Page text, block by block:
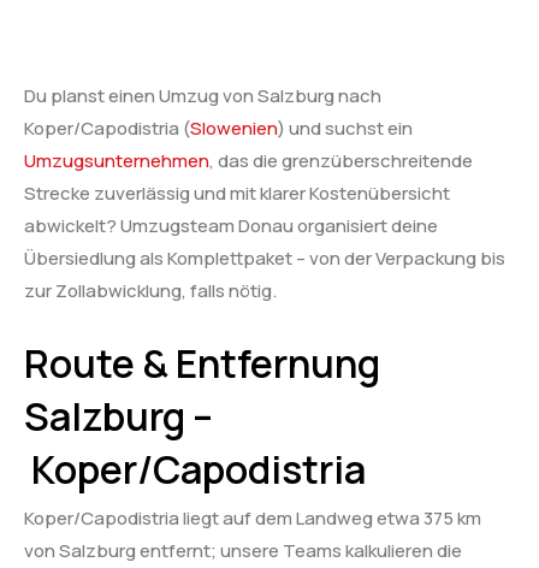
Du planst einen Umzug von Salzburg nach
Koper/Capodistria (Slowenien) und suchst ein
Umzugsunternehmen, das die grenzüberschreitende
Strecke zuverlässig und mit klarer Kostenübersicht
abwickelt? Umzugsteam Donau organisiert deine
Übersiedlung als Komplettpaket – von der Verpackung bis
zur Zollabwicklung, falls nötig.
Route & Entfernung
Salzburg –
Koper/Capodistria
Koper/Capodistria liegt auf dem Landweg etwa 375 km
von Salzburg entfernt; unsere Teams kalkulieren die